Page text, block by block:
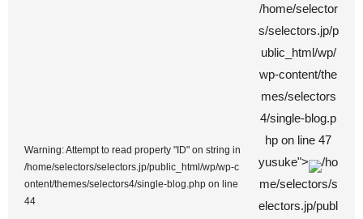
Warning: Attempt to read property "ID" on string in
/home/selectors/selectors.jp/public_html/wp/wp-c
ontent/themes/selectors4/single-blog.php on line
44
/home/selector
s/selectors.jp/p
ublic_html/wp/
wp-content/the
mes/selectors
4/single-blog.p
hp on line 47
yusuke">
/ho
me/selectors/s
electors.jp/publ